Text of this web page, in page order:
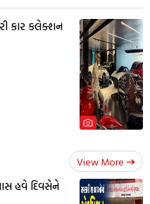
કાર કલેક્શન
View More
હવે દિવસેને